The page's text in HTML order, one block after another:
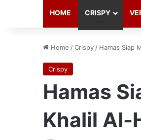
HOME CRISPY
Home /Crispy / Hamas Siap
Crispy
Hamas
Khalil Al-